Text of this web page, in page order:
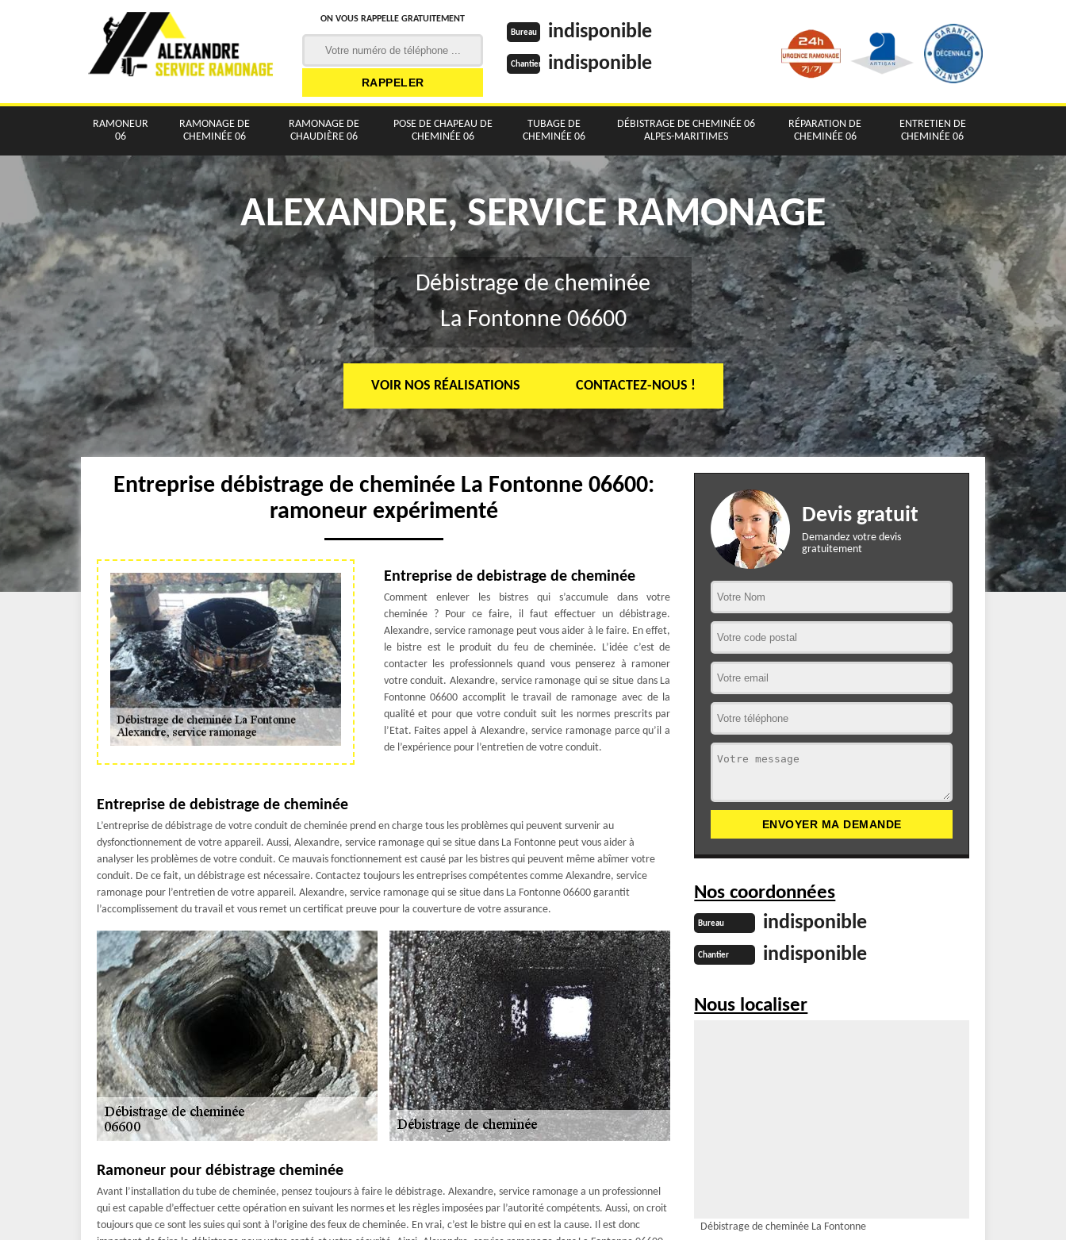
ON VOUS RAPPELLE GRATUITEMENT
Bureau indisponible
Chantier indisponible
RAMONEUR
06
RAMONAGE DE
CHEMINÉE 06
RAMONAGE DE
CHAUDIÈRE 06
POSE DE CHAPEAU DE
CHEMINÉE 06
TUBAGE DE
CHEMINÉE 06
DÉBISTRAGE DE CHEMINÉE 06
ALPES-MARITIMES
RÉPARATION DE
CHEMINÉE 06
ENTRETIEN DE
CHEMINÉE 06
ALEXANDRE, SERVICE RAMONAGE
Débistrage de cheminée
La Fontonne 06600
VOIR NOS RÉALISATIONS CONTACTEZ-NOUS !
Entreprise débistrage de cheminée La Fontonne 06600:
ramoneur expérimenté
Entreprise de debistrage de cheminée
Comment enlever les bistres qui s’accumule dans votre
cheminée ? Pour ce faire, il faut effectuer un débistrage.
Alexandre, service ramonage peut vous aider à le faire. En effet,
le bistre est le produit du feu de cheminée. L’idée c’est de
contacter les professionnels quand vous penserez à ramoner
votre conduit. Alexandre, service ramonage qui se situe dans La
Fontonne 06600 accomplit le travail de ramonage avec de la
qualité et pour que votre conduit suit les normes prescrits par
l’Etat. Faites appel à Alexandre, service ramonage parce qu’il a
de l’expérience pour l’entretien de votre conduit.
Entreprise de debistrage de cheminée
L’entreprise de débistrage de votre conduit de cheminée prend en charge tous les problèmes qui peuvent survenir au
dysfonctionnement de votre appareil. Aussi, Alexandre, service ramonage qui se situe dans La Fontonne peut vous aider à
analyser les problèmes de votre conduit. Ce mauvais fonctionnement est causé par les bistres qui peuvent même abîmer votre
conduit. De ce fait, un débistrage est nécessaire. Contactez toujours les entreprises compétentes comme Alexandre, service
ramonage pour l’entretien de votre appareil. Alexandre, service ramonage qui se situe dans La Fontonne 06600 garantit
l’accomplissement du travail et vous remet un certificat preuve pour la couverture de votre assurance.
Ramoneur pour débistrage cheminée
Avant l’installation du tube de cheminée, pensez toujours à faire le débistrage. Alexandre, service ramonage a un professionnel
qui est capable d’effectuer cette opération en suivant les normes et les règles imposées par l’autorité compétents. Aussi, on croit
toujours que ce sont les suies qui sont à l’origine des feux de cheminée. En vrai, c’est le bistre qui en est la cause. Il est donc
Devis gratuit
Demandez votre devis
gratuitement
Nos coordonnées
Bureau indisponible
Chantier indisponible
Nous localiser
Débistrage de cheminée La Fontonne